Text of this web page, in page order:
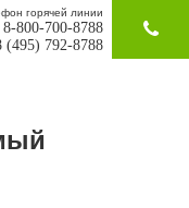
горячей линии
8-800-700-8788
(495) 792-8788